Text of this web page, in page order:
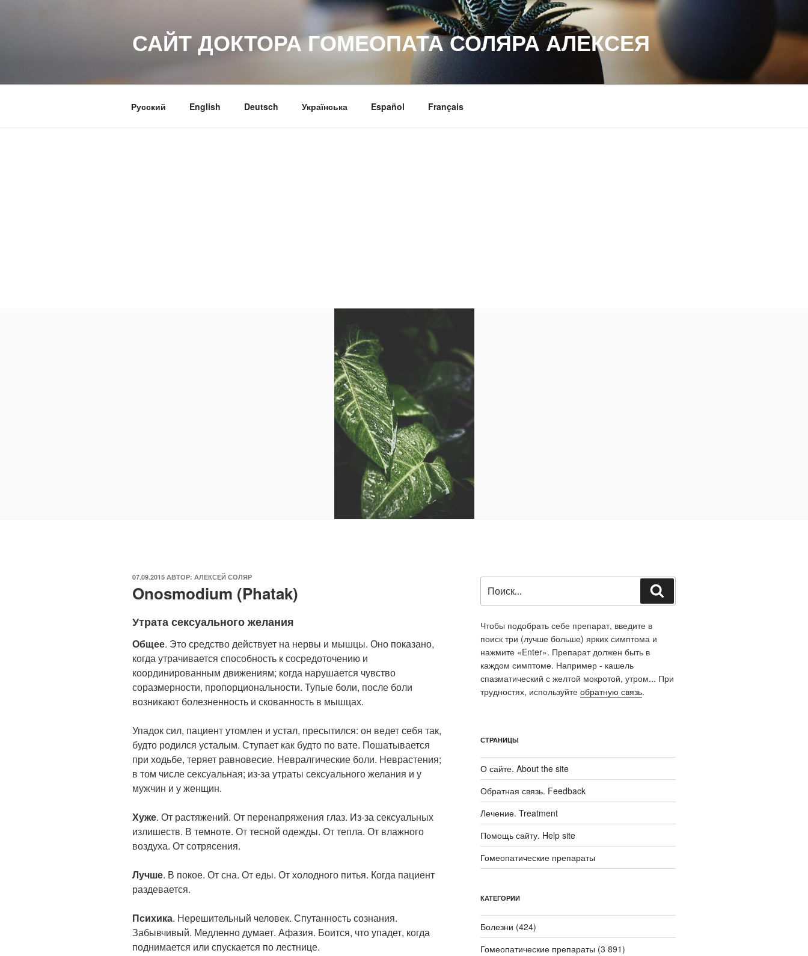
САЙТ ДОКТОРА ГОМЕОПАТА СОЛЯРА АЛЕКСЕЯ
Русский English Deutsch Українська Español Français
ОПУБЛИКОВАНО
07.09.2015 АВТОР: АЛЕКСЕЙ СОЛЯР
Onosmodium (Phatak)
Утрата сексуального желания
Общее. Это средство действует на нервы и мышцы. Оно показано,
когда утрачивается способность к сосредоточению и
координированным движениям; когда нарушается чувство
соразмерности, пропорциональности. Тупые боли, после боли
возникают болезненность и скованность в мышцах.
Упадок сил, пациент утомлен и устал, пресытился: он ведет себя так,
будто родился усталым. Ступает как будто по вате. Пошатывается
при ходьбе, теряет равновесие. Невралгические боли. Неврастения;
в том числе сексуальная; из-за утраты сексуального желания и у
мужчин и у женщин.
Хуже. От растяжений. От перенапряжения глаз. Из-за сексуальных
излишеств. В темноте. От тесной одежды. От тепла. От влажного
воздуха. От сотрясения.
Лучше. В покое. От сна. От еды. От холодного питья. Когда пациент
раздевается.
Психика. Нерешительный человек. Спутанность сознания.
Забывчивый. Медленно думает. Афазия. Боится, что упадет, когда
поднимается или спускается по лестнице.
Чтобы подобрать себе препарат, введите в
поиск три (лучше больше) ярких симптома и
нажмите «Enter». Препарат должен быть в
каждом симптоме. Например - кашель
спазматический с желтой мокротой, утром... При
трудностях, используйте обратную связь.
СТРАНИЦЫ
О сайте. About the site
Обратная связь. Feedback
Лечение. Treatment
Помощь сайту. Help site
Гомеопатические препараты
КАТЕГОРИИ
Болезни (424)
Гомеопатические препараты (3 891)